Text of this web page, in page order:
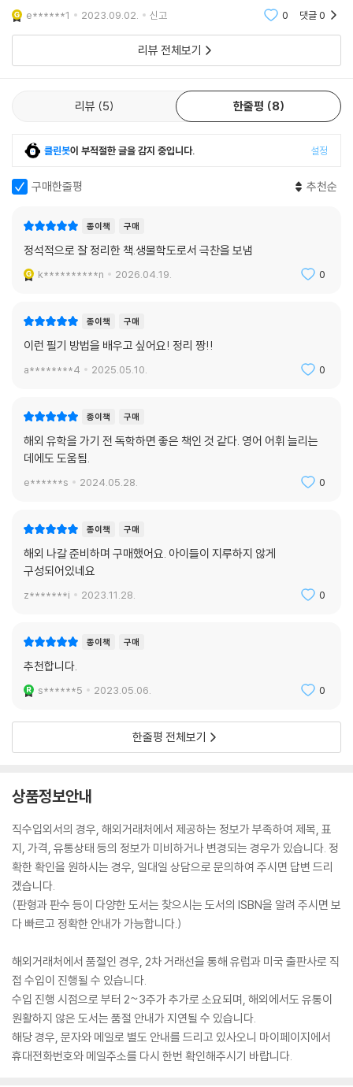
번 구매했는데 기대됩니다. 읽으면서 지식도 쌓고 영어공부도하고 일석 이
조일 것같아
e******1 2023.09.02. 신고 0 댓글0
리뷰 전체보기
리뷰 5 한줄평 8
클린봇이 부적절한 글을 감지 중입니다. 설정
구매한줄평 추천순
종이책 구매
정석적으로 잘 정리한 책.생물학도로서 극찬을 보냄
k**********n 2026.04.19. 0
종이책 구매
이런 필기 방법을 배우고 싶어요! 정리 짱!!
a********4 2025.05.10. 0
종이책 구매
해외 유학을 가기 전 독학하면 좋은 책인 것 같다. 영어 어휘 늘리는
데에도 도움됨.
e******s 2024.05.28. 0
종이책 구매
해외 나갈 준비하며 구매했어요. 아이들이 지루하지 않게
구성되어있네요
z*******i 2023.11.28. 0
종이책 구매
추천합니다.
s******5 2023.05.06. 0
한줄평 전체보기
상품정보안내
직수입외서의 경우, 해외거래처에서 제공하는 정보가 부족하여 제목, 표
지, 가격, 유통상태 등의 정보가 미비하거나 변경되는 경우가 있습니다. 정
확한 확인을 원하시는 경우, 일대일 상담으로 문의하여 주시면 답변 드리
겠습니다.
(판형과 판수 등이 다양한 도서는 찾으시는 도서의 ISBN을 알려 주시면 보
다 빠르고 정확한 안내가 가능합니다.)
해외거래처에서 품절인 경우, 2차 거래선을 통해 유럽과 미국 출판사로 직
접 수입이 진행될 수 있습니다.
수입 진행 시점으로 부터 2~3주가 추가로 소요되며, 해외에서도 유통이
원활하지 않은 도서는 품절 안내가 지연될 수 있습니다.
해당 경우, 문자와 메일로 별도 안내를 드리고 있사오니 마이페이지에서
휴대전화번호와 메일주소를 다시 한번 확인해주시기 바랍니다.